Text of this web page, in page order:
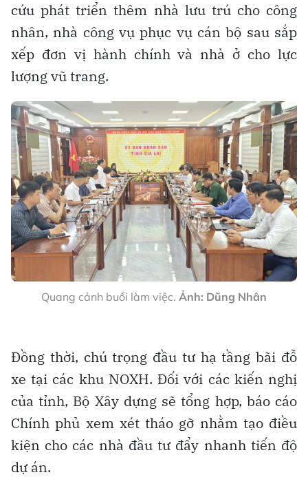
cứu phát triển thêm nhà lưu trú cho công
nhân, nhà công vụ phục vụ cán bộ sau sắp
xếp đơn vị hành chính và nhà ở cho lực
lượng vũ trang.
Quang cảnh buổi làm việc. Ảnh: Dũng Nhân
Đồng thời, chú trọng đầu tư hạ tầng bãi đỗ
xe tại các khu NOXH. Đối với các kiến nghị
của tỉnh, Bộ Xây dựng sẽ tổng hợp, báo cáo
Chính phủ xem xét tháo gỡ nhằm tạo điều
kiện cho các nhà đầu tư đẩy nhanh tiến độ
dự án.